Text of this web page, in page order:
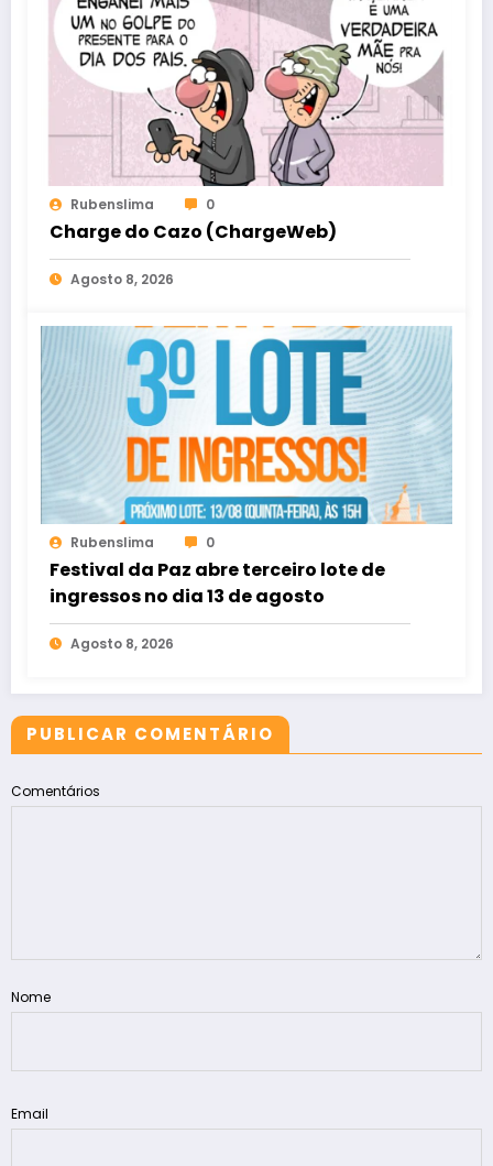
Rubenslima 0
Charge do Cazo (ChargeWeb)
Agosto 8, 2026
Rubenslima 0
Festival da Paz abre terceiro lote de
ingressos no dia 13 de agosto
Agosto 8, 2026
PUBLICAR COMENTÁRIO
Comentários
Nome
Email